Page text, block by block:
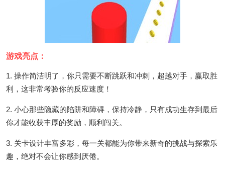
游戏亮点：
1. 操作简洁明了，你只需要不断跳跃和冲刺，超越对手，赢取胜
利，这非常考验你的反应速度！
2. 小心那些隐藏的陷阱和障碍，保持冷静，只有成功生存到最后
你才能收获丰厚的奖励，顺利闯关。
3. 关卡设计丰富多彩，每一关都能为你带来新奇的挑战与探索乐
趣，绝对不会让你感到厌倦。